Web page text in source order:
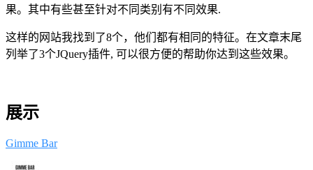
果。其中有些甚至针对不同类别有不同效果.
这样的网站我找到了8个，他们都有相同的特征。在文章末尾
列举了3个JQuery插件, 可以很方便的帮助你达到这些效果。
展示
Gimme Bar